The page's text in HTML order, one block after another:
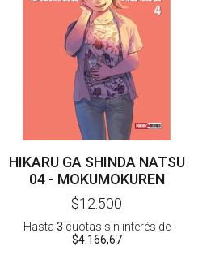
HIKARU GA SHINDA NATSU
04 - MOKUMOKUREN
$12.500
Hasta 3 cuotas sin interés de
$4.166,67